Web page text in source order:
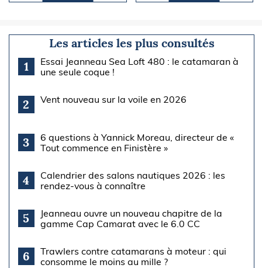
Les articles les plus consultés
1
Essai Jeanneau Sea Loft 480 : le catamaran à
une seule coque !
2 Vent nouveau sur la voile en 2026
3
6 questions à Yannick Moreau, directeur de «
Tout commence en Finistère »
4
Calendrier des salons nautiques 2026 : les
rendez-vous à connaître
5
Jeanneau ouvre un nouveau chapitre de la
gamme Cap Camarat avec le 6.0 CC
6
Trawlers contre catamarans à moteur : qui
consomme le moins au mille ?